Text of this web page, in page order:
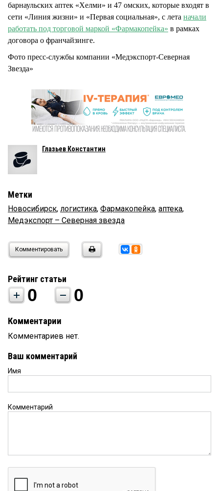
барнаульских аптек «Хелми» и 47 омских, которые входят в
сети «Линия жизни» и «Первая социальная», с лета начали
работать под торговой маркой «Фармакопейка» в рамках
договора о франчайзинге.
Фото пресс-службы компании «Медэкспорт-Северная
Звезда»
Глазьев Константин
Метки
Новосибирск, логистика, Фармакопейка, аптека,
Медэкспорт – Северная звезда
Комментировать
Рейтинг статьи
0 0
Комментарии
Комментариев нет.
Ваш комментарий
Имя
Комментарий